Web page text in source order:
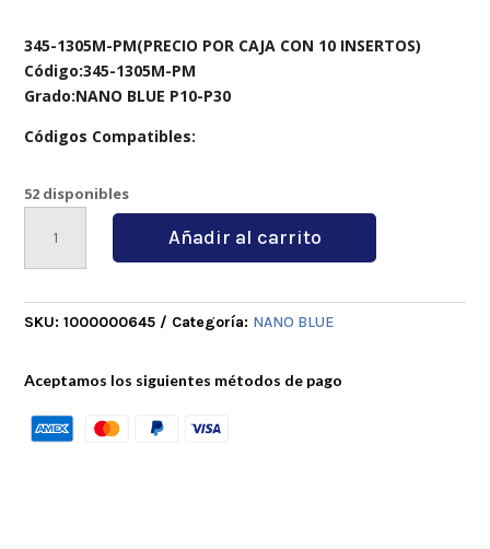
345-1305M-PM(PRECIO POR CAJA CON 10 INSERTOS)
Código:345-1305M-PM
Grado:NANO BLUE P10-P30
Códigos Compatibles:
52 disponibles
1305M-
PM
Añadir al carrito
SKU:1000000645 Categoría: NANO BLUE
Aceptamos los siguientes métodos de pago